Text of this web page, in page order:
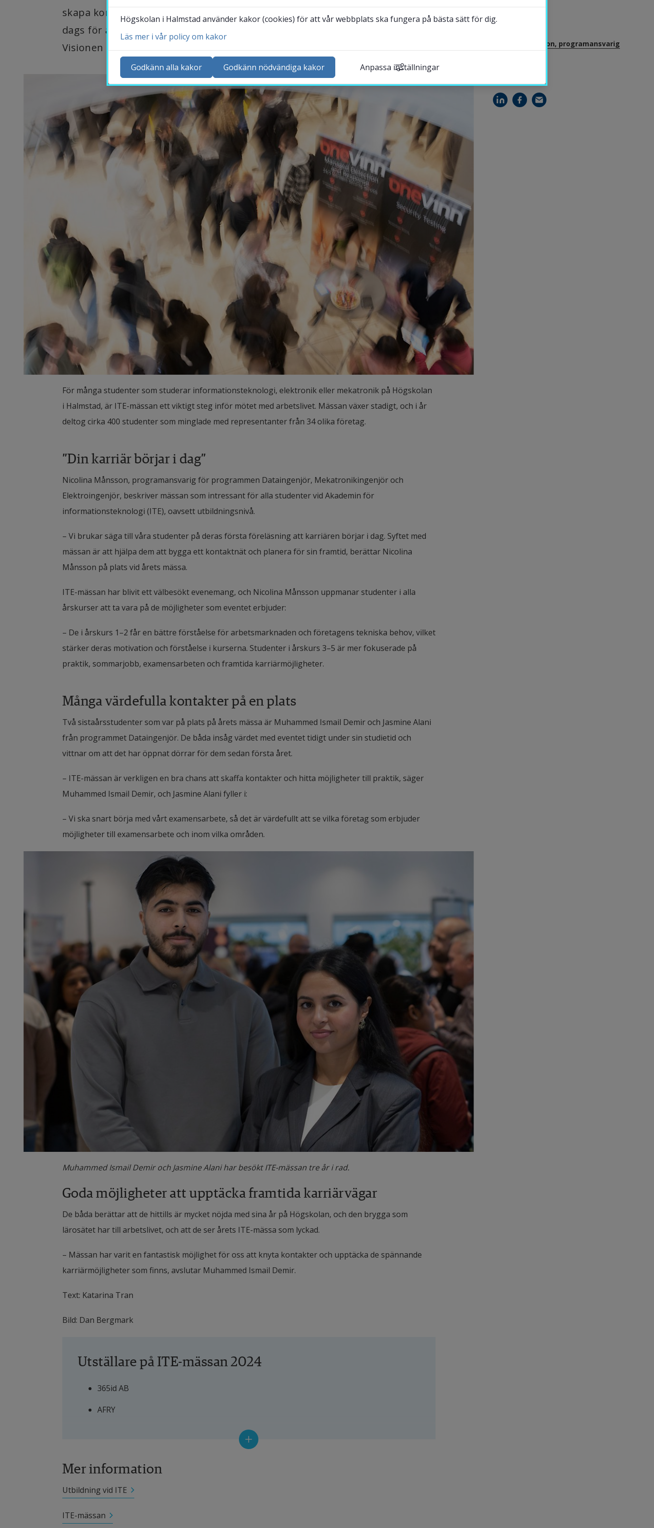
skapa kontakter inför framtida samarbeten. I början av november var det
dags för årets mässa där cirka 400 studenter och ett 30-tal företag möttes i
Visionen på Högskolan i Halmstad.
För många studenter som studerar informationsteknologi, elektronik eller mekatronik på Högskolan
i Halmstad, är ITE-mässan ett viktigt steg inför mötet med arbetslivet. Mässan växer stadigt, och i år
deltog cirka 400 studenter som minglade med representanter från 34 olika företag.
”Din karriär börjar i dag”
Nicolina Månsson, programansvarig för programmen Dataingenjör, Mekatronikingenjör och
Elektroingenjör, beskriver mässan som intressant för alla studenter vid Akademin för
informationsteknologi (ITE), oavsett utbildningsnivå.
– Vi brukar säga till våra studenter på deras första föreläsning att karriären börjar i dag. Syftet med
mässan är att hjälpa dem att bygga ett kontaktnät och planera för sin framtid, berättar Nicolina
Månsson på plats vid årets mässa.
ITE-mässan har blivit ett välbesökt evenemang, och Nicolina Månsson uppmanar studenter i alla
årskurser att ta vara på de möjligheter som eventet erbjuder:
– De i årskurs 1–2 får en bättre förståelse för arbetsmarknaden och företagens tekniska behov, vilket
stärker deras motivation och förståelse i kurserna. Studenter i årskurs 3–5 är mer fokuserade på
praktik, sommarjobb, examensarbeten och framtida karriärmöjligheter.
Många värdefulla kontakter på en plats
Två sistaårsstudenter som var på plats på årets mässa är Muhammed Ismail Demir och Jasmine Alani
från programmet Dataingenjör. De båda insåg värdet med eventet tidigt under sin studietid och
vittnar om att det har öppnat dörrar för dem sedan första året.
– ITE-mässan är verkligen en bra chans att skaffa kontakter och hitta möjligheter till praktik, säger
Muhammed Ismail Demir, och Jasmine Alani fyller i:
– Vi ska snart börja med vårt examensarbete, så det är värdefullt att se vilka företag som erbjuder
möjligheter till examensarbete och inom vilka områden.
Muhammed Ismail Demir och Jasmine Alani har besökt ITE-mässan tre år i rad.
Goda möjligheter att upptäcka framtida karriärvägar
De båda berättar att de hittills är mycket nöjda med sina år på Högskolan, och den brygga som
lärosätet har till arbetslivet, och att de ser årets ITE-mässa som lyckad.
– Mässan har varit en fantastisk möjlighet för oss att knyta kontakter och upptäcka de spännande
karriärmöjligheter som finns, avslutar Muhammed Ismail Demir.
Text: Katarina Tran
Bild: Dan Bergmark
Utställare på ITE-mässan 2024
365id AB
AFRY
Core Link
Datema EasyLogic AB
Dizparc AB
Mer information
Utbildning vid ITE
ITE-mässan
Nicolina Månsson, programansvarig
DELA
Kontakta och besök oss
Nyheter
Kalender
Sök personal
Studentwebb
Medarbetarwebb Insidan
Länk till annan webbplats.
Högskolan i Halmstad använder kakor (cookies) för att vår webbplats ska fungera på bästa sätt för dig.
Läs mer i vår policy om kakor
Godkänn alla kakor Godkänn nödvändiga kakor Anpassa inställningar